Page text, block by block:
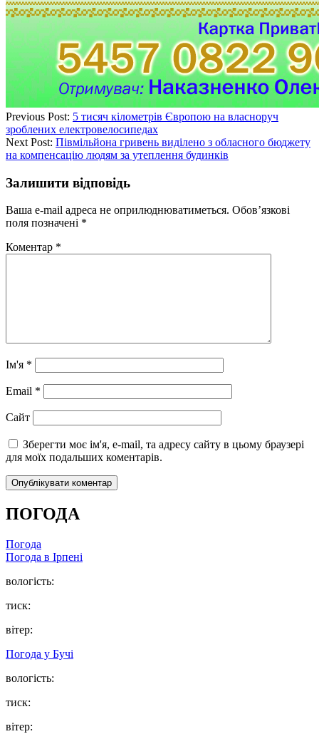
Previous Post: 5 тисяч кілометрів Європою на власноруч
зроблених електровелосипедах
Next Post: Півмільйона гривень виділено з обласного бюджету
на компенсацію людям за утеплення будинків
Залишити відповідь
Ваша e-mail адреса не оприлюднюватиметься. Обов’язкові
поля позначені *
Коментар *
Ім'я *
Email *
Сайт
Зберегти моє ім'я, e-mail, та адресу сайту в цьому браузері
для моїх подальших коментарів.
ПОГОДА
Погода
Погода в Ірпені
вологість:
тиск:
вітер:
Погода у Бучі
вологість:
тиск:
вітер: